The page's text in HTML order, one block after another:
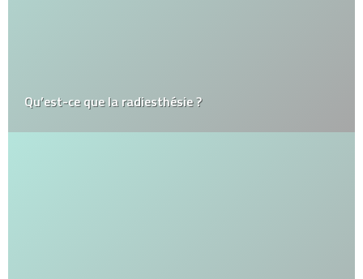
Qu’est-ce que la radiesthésie ?